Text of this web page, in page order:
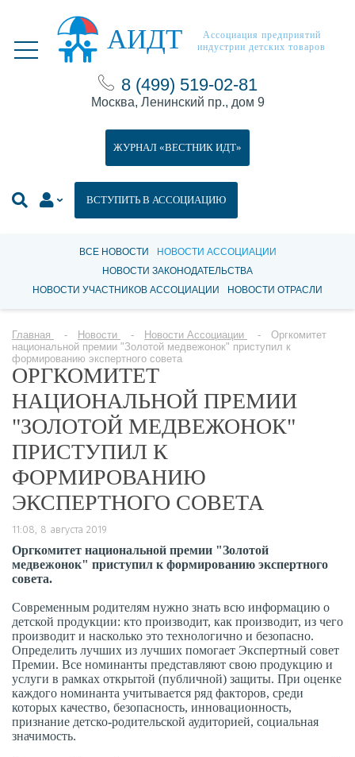
АИДТ
Ассоциация предприятий
индустрии детских товаров
8 (499) 519-02-81
Москва, Ленинский пр., дом 9
ВСТУПИТЬ В АССОЦИАЦИЮ
ЖУРНАЛ «ВЕСТНИК ИДТ»
ВСЕ НОВОСТИ
НОВОСТИ АССОЦИАЦИИ
НОВОСТИ ЗАКОНОДАТЕЛЬСТВА
НОВОСТИ УЧАСТНИКОВ АССОЦИАЦИИ
НОВОСТИ ОТРАСЛИ
Главная Новости Новости Ассоциации
Оргкомитет
национальной премии "Золотой медвежонок" приступил к
формированию экспертного совета
ОРГКОМИТЕТ
НАЦИОНАЛЬНОЙ ПРЕМИИ
"ЗОЛОТОЙ МЕДВЕЖОНОК"
ПРИСТУПИЛ К
ФОРМИРОВАНИЮ
ЭКСПЕРТНОГО СОВЕТА
11:08, 8 августа 2019
Оргкомитет национальной премии "Золотой
медвежонок" приступил к формированию экспертного
совета.
Современным родителям нужно знать всю информацию о
детской продукции: кто производит, как производит, из чего
производит и насколько это технологично и безопасно.
Определить лучших из лучших помогает Экспертный совет
Премии. Все номинанты представляют свою продукцию и
услуги в рамках открытой (публичной) защиты. При оценке
каждого номинанта учитывается ряд факторов, среди
которых качество, безопасность, инновационность,
признание детско-родительской аудиторией, социальная
значимость.